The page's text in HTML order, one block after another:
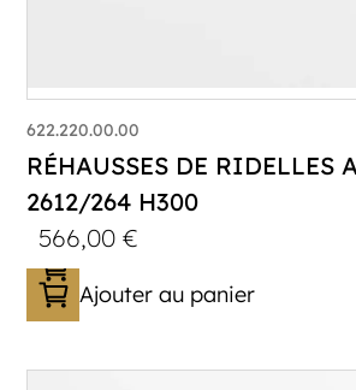
622.220.00.00
RÉHAUSSES DE RIDELLES
2612/264 H300
566,00€
Ajouter au panier